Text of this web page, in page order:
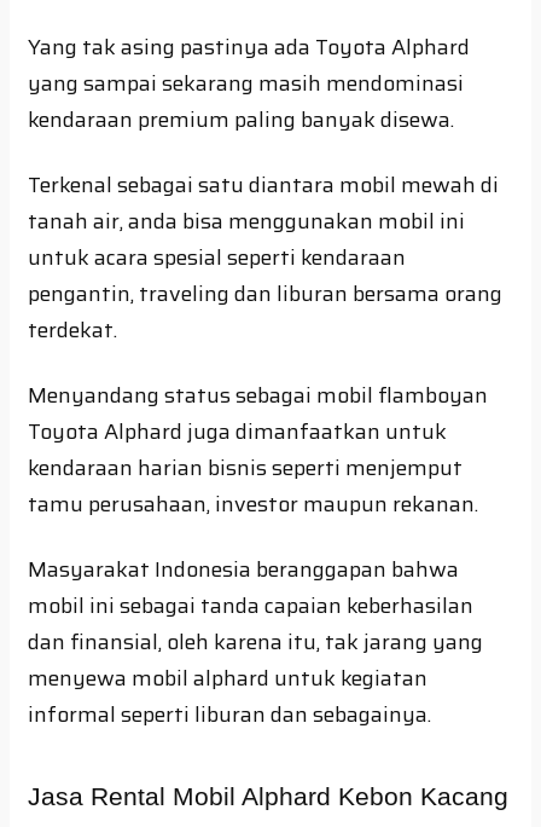
Yang tak asing pastinya ada Toyota Alphard
yang sampai sekarang masih mendominasi
kendaraan premium paling banyak disewa.
Terkenal sebagai satu diantara mobil mewah di
tanah air, anda bisa menggunakan mobil ini
untuk acara spesial seperti kendaraan
pengantin, traveling dan liburan bersama orang
terdekat.
Menyandang status sebagai mobil flamboyan
Toyota Alphard juga dimanfaatkan untuk
kendaraan harian bisnis seperti menjemput
tamu perusahaan, investor maupun rekanan.
Masyarakat Indonesia beranggapan bahwa
mobil ini sebagai tanda capaian keberhasilan
dan finansial, oleh karena itu, tak jarang yang
menyewa mobil alphard untuk kegiatan
informal seperti liburan dan sebagainya.
Jasa Rental Mobil Alphard Kebon Kacang